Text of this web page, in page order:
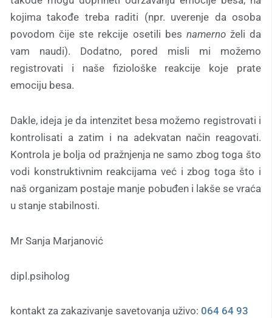
kojima takođe treba raditi (npr. uverenje da osoba
povodom čije ste rekcije osetili bes namernoželi da
vam naudi). Dodatno, pored misli mi možemo
registrovati i naše fiziološke reakcije koje prate
emociju besa.
Dakle, ideja je da intenzitet besa možemo registrovati i
kontrolisati a zatim i na adekvatan način reagovati.
Kontrola je bolja od pražnjenja ne samo zbog toga što
vodi konstruktivnim reakcijama već i zbog toga što i
naš organizam postaje manje pobuđen i lakše se vraća
u stanje stabilnosti.
Mr Sanja Marjanović
dipl.psiholog
kontakt za zakazivanje savetovanja uživo: 064 64 93